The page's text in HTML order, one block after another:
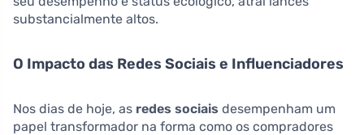
substancialmente altos.
O Impacto das Redes Sociais e Influenciadores
Nos dias de hoje, as redes sociais desempenham um
papel transformador na forma como os compradores